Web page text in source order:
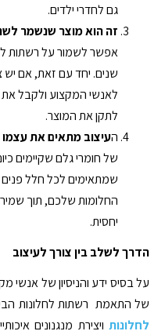
גם לחדרי ילדים.
זה הוא מוצר שנשמר
אפשר לשמור על רשתות
שנים. יחד עם זאת, אם יש
לאנשי המקצוע ולקבל
לתקן את המוצר.
העיצוב מתאים את
של חומרי גלם שקיימים
שמתאימים לכל חלל
החלומות שלכם, תוך
יחסית.
הדרך לשלב בין צורך לעיצוב
‏על בסיס ידע והניסיון של אנשי
של התאמת רשתות לחלונות
לחלונות ויצירת מנגנונים